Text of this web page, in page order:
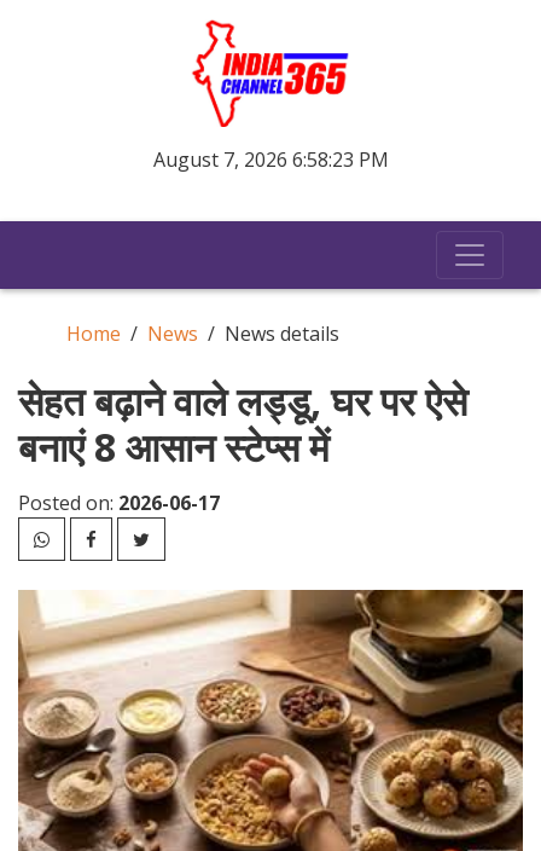
August 7, 2026 6:58:23 PM
Home News News details
सेहत बढ़ाने वाले लड्डू, घर पर ऐसे
बनाएं 8 आसान स्टेप्स में
Posted on: 2026-06-17